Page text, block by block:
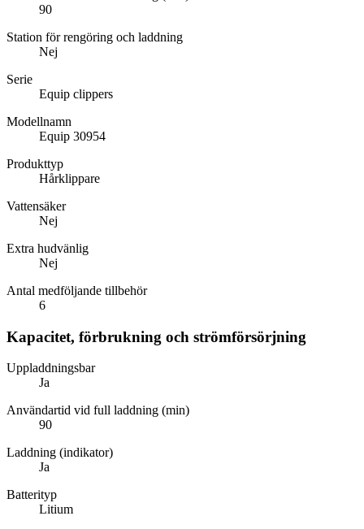
90
Station för rengöring och laddning
Nej
Serie
Equip clippers
Modellnamn
Equip 30954
Produkttyp
Hårklippare
Vattensäker
Nej
Extra hudvänlig
Nej
Antal medföljande tillbehör
6
Kapacitet, förbrukning och strömförsörjning
Uppladdningsbar
Ja
Användartid vid full laddning (min)
90
Laddning (indikator)
Ja
Batterityp
Litium